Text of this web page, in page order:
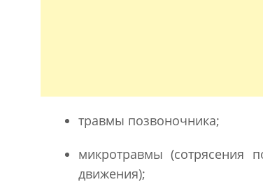
травмы позвоночника;
микротравмы (сотрясения
движения);